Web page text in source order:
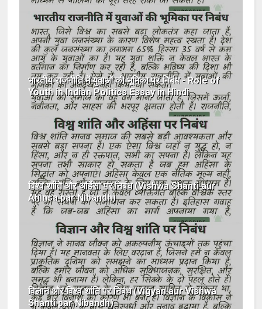
भारतीय राजनीति में युवाओं की भूमिका पर निबंध - Role of
Youth in Indian Politics Essay in Hindi
विश्व शांति और अहिंसा पर निबंध (Vishwa Shanti aur
Ahinsa par Nibandh)
विज्ञान और विश्व शांति पर निबंध (Vigyan aur Vishwa
Shanti par Nibandh)